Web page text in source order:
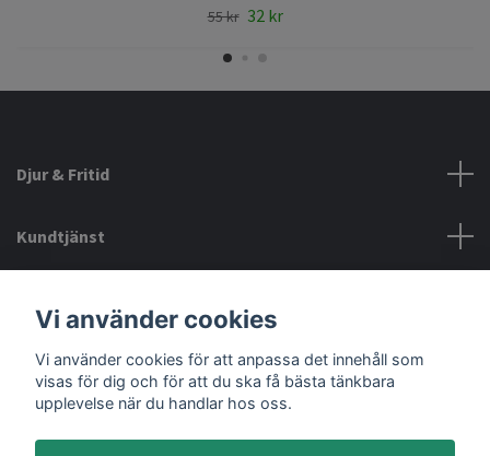
55 kr 32 kr
Djur & Fritid
Kundtjänst
Sociala medier
Vi använder cookies
Vi använder cookies för att anpassa det innehåll som
visas för dig och för att du ska få bästa tänkbara
upplevelse när du handlar hos oss.